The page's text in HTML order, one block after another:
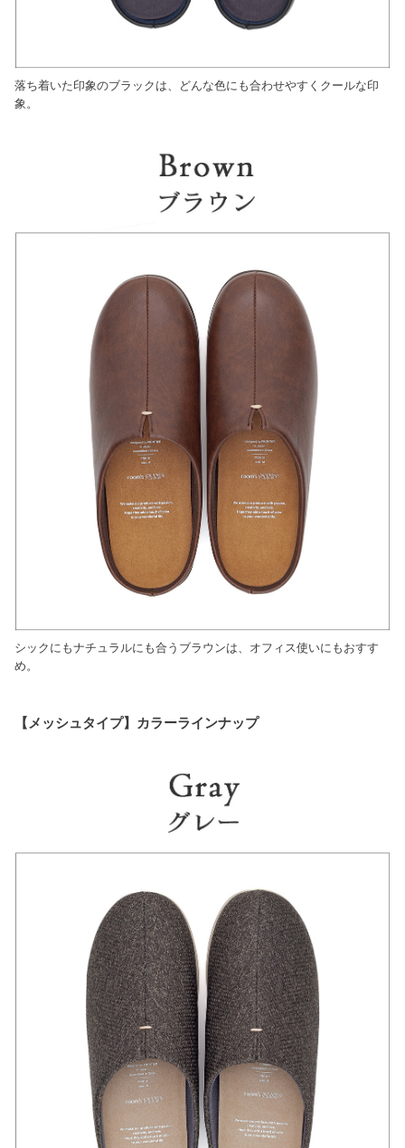
落ち着いた印象のブラックは、どんな色にも合わせやすくクールな印
象。
シックにもナチュラルにも合うブラウンは、オフィス使いにもおすす
め。
【メッシュタイプ】カラーラインナップ